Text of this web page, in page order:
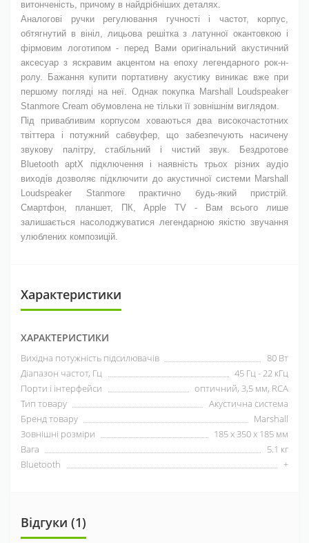
витонченість, причому в найдрібніших деталях.
Аналогові ручки регулювання гучності і частот, корпус,
обтягнутий в вініл, лицьова решітка з латунної окантовкою і
фірмовим логотипом - перед Вами оригінальний акустичний
аксесуар з яскравим акцентом на епоху легендарного рок-н-
ролу. Бажання купити портативну акустику виникає вже при
першому погляді на неї. Однак покупка Marshall Loudspeaker
Stanmore Cream обумовлена не тільки її зовнішнім виглядом.
Під привабливим корпусом ховаються два високочастотних
твіттера і потужний сабвуфер, що забезпечують насичену
звукову палітру, стабільний і чистий звук. Бездротове
Bluetooth aptX підключення і наявність трьох різних аудіо
виходів дозволяє підключити до акустичної системи Marshall
Loudspeaker Stanmore практично будь-який пристрій.
Смартфон, планшет, ПК, Apple TV - Вам всього лише
залишається насолоджуватися легендарною якістю звучання
улюблених композицій.
Характеристики
ХАРАКТЕРИСТИКИ
Вихідна потужність підсилювачів
80 Вт
Діапазон частот, Гц
45 Гц - 22 кГц
Порти і інтерфейси
оптичний, 3,5 мм, RCA
Тип товару
Акустична система
Бренд товару
Marshall
Зовнішні розміри
185 х 350 х 185 мм
Вага
5.1 кг
Bluetooth
+
Відгуки (1)